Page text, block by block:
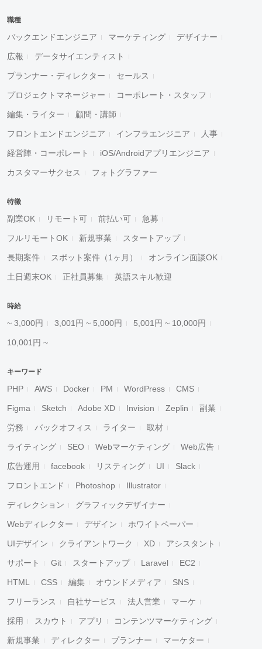
職種
バックエンドエンジニア マーケティング デザイナー
広報 データサイエンティスト
プランナー・ディレクター セールス
プロジェクトマネージャー コーポレート・スタッフ
編集・ライター 顧問・講師
フロントエンドエンジニア インフラエンジニア 人事
経営陣・コーポレート iOS/Androidアプリエンジニア
カスタマーサクセス フォトグラファー
特徴
副業OK リモート可 前払い可 急募
フルリモートOK 新規事業 スタートアップ
長期案件 スポット案件（1ヶ月） オンライン面談OK
土日週末OK 正社員募集 英語スキル歓迎
時給
~ 3,000円 3,001円 ~ 5,000円 5,001円 ~ 10,000円
10,001円 ~
キーワード
PHP AWS Docker PM WordPress CMS
Figma Sketch Adobe XD Invision Zeplin 副業
労務 バックオフィス ライター 取材
ライティング SEO Webマーケティング Web広告
広告運用 facebook リスティング UI Slack
フロントエンド Photoshop Illustrator
ディレクション グラフィックデザイナー
Webディレクター デザイン ホワイトペーパー
UIデザイン クライアントワーク XD アシスタント
サポート Git スタートアップ Laravel EC2
HTML CSS 編集 オウンドメディア SNS
フリーランス 自社サービス 法人営業 マーケ
採用 スカウト アプリ コンテンツマーケティング
新規事業 ディレクター プランナー マーケター